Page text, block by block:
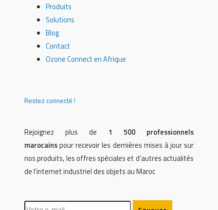
Produits
Solutions
Blog
Contact
Ozone Connect en Afrique
Restez connecté !
Rejoignez plus de 1 500 professionnels
marocainspour recevoir les dernières mises à jour sur
nos produits, les offres spéciales et d’autres actualités
de l’internet industriel des objets au Maroc